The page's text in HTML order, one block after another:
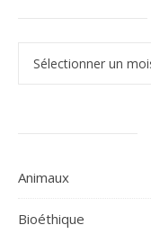
Animaux
Bioéthique